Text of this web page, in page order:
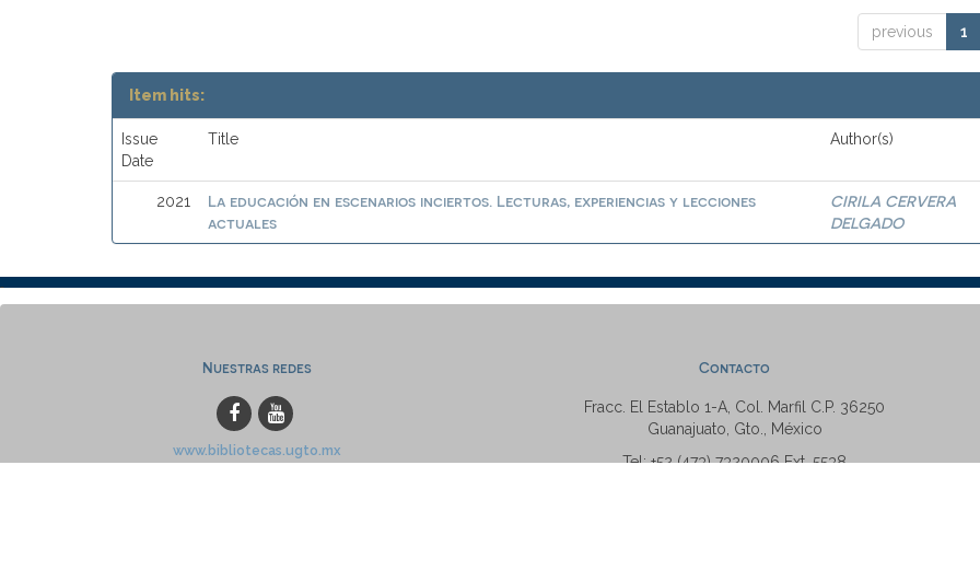
previous 1
Item hits:
Issue
Date
Title Author(s)
2021
La educación en escenarios inciertos. Lecturas, experiencias y lecciones
actuales
CIRILA CERVERA
DELGADO
Nuestras redes
www.bibliotecas.ugto.mx
Contacto
Fracc. El Establo 1-A, Col. Marfil C.P. 36250
Guanajuato, Gto., México
Tel: +52 (473) 7320006 Ext. 5538